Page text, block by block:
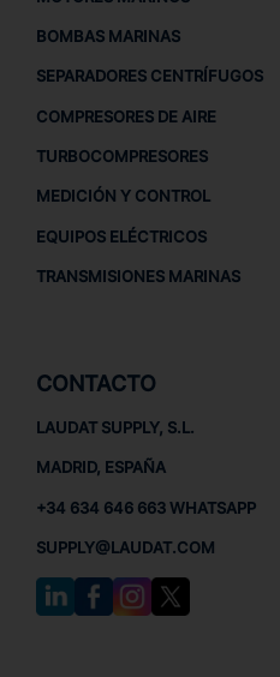
BOMBAS MARINAS
SEPARADORES CENTRÍFUGOS
COMPRESORES DE AIRE
TURBOCOMPRESORES
MEDICIÓN Y CONTROL
EQUIPOS ELÉCTRICOS
TRANSMISIONES MARINAS
CONTACTO
LAUDAT SUPPLY, S.L.
MADRID, ESPAÑA
+34 634 646 663 WHATSAPP
SUPPLY@LAUDAT.COM